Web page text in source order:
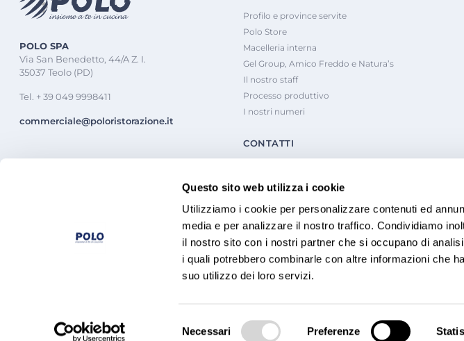
Questo sito web utilizza i cookie
Utilizziamo i cookie per personalizzare contenuti ed
media e per analizzare il nostro traffico. Condividiamo
il nostro sito con i nostri partner che si occupano di
i quali potrebbero combinarle con altre informazioni che
suo utilizzo dei loro servizi.
Necessari Preferenze
POLO SPA
Via San Benedetto, 44/A Z. I.
35037 Teolo (PD)
Tel. + 39 049 9998411
commerciale@poloristorazione.it
Profilo e province servite
Polo Store
Macelleria interna
Gel Group, Amico Freddo e Natura’s
Il nostro staff
Processo produttivo
I nostri numeri
CONTATTI
Capitale sociale 5.000.000 € i.v.